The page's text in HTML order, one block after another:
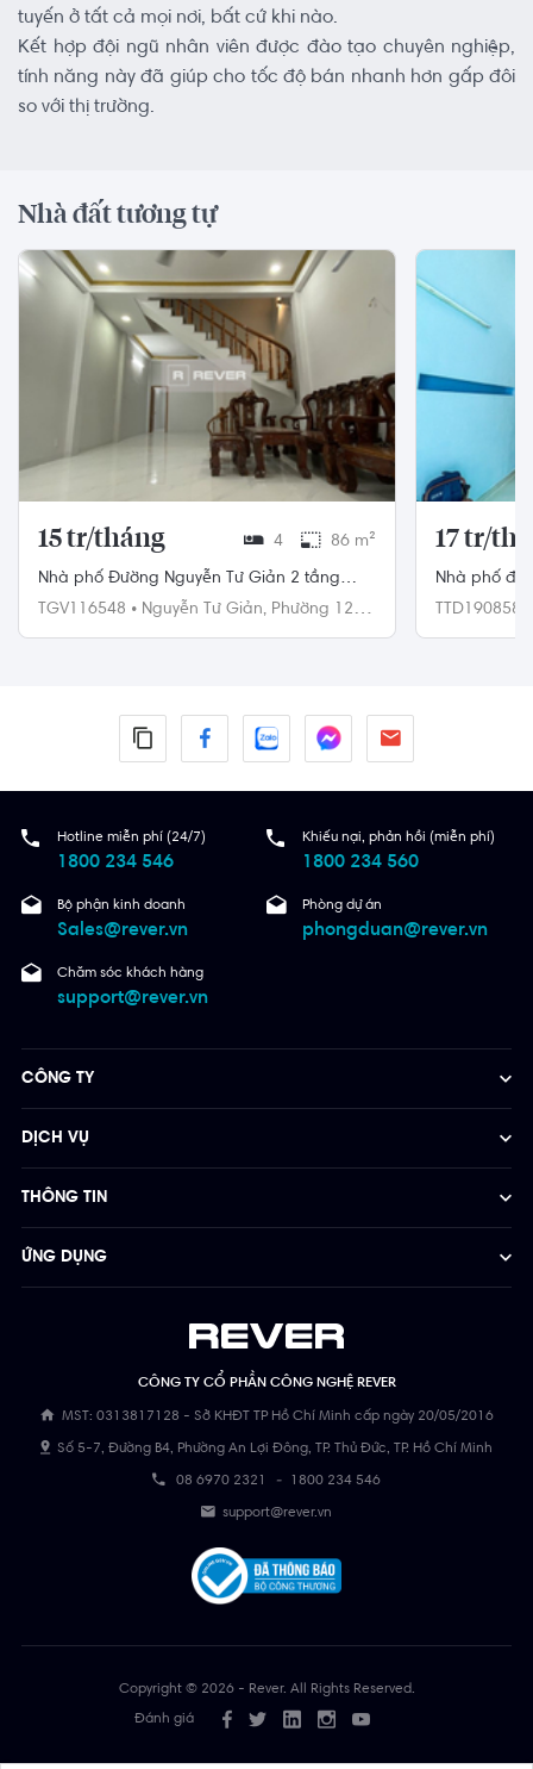
tuyến ở tất cả mọi nơi, bất cứ khi nào.
Kết hợp đội ngũ nhân viên được đào tạo chuyên nghiệp,
tính năng này đã giúp cho tốc độ bán nhanh hơn gấp đôi
so với thị trường.
Nhà đất tương tự
15 tr/tháng 4 86 m²
Nhà phố Đường Nguyễn Tư Giản 2 tầng
diện tích 86m² hướng tây bắc
TGV116548 • Nguyễn Tư Giản, Phường 12,
17 tr/
Nhà phố
96m²
TTD190858
Hotline miễn phí (24/7)
1800 234 546
Khiếu nại, phản hồi (miễn phí)
1800 234 560
Bộ phận kinh doanh
Sales@rever.vn
Phòng dự án
phongduan@rever.vn
Chăm sóc khách hàng
support@rever.vn
CÔNG TY CỔ PHẦN CÔNG NGHỆ REVER
MST: 0313817128 - Sở KHĐT TP Hồ Chí Minh cấp ngày 20/05/2016
Số 5-7, Đường B4, Phường An Lợi Đông, TP. Thủ Đức, TP. Hồ Chí Minh
08 6970 2321 - 1800 234 546
support@rever.vn
CÔNG TY
DỊCH VỤ
THÔNG TIN
ỨNG DỤNG
Copyright © 2026 - Rever. All Rights Reserved.
Đánh giá